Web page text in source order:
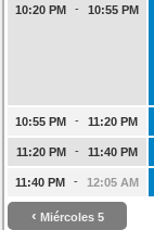
10:20 PM - 10:55 PM
10:55 PM - 11:20 PM
11:20 PM - 11:40 PM
11:40 PM - 12:05 AM
‹ Miércoles 5